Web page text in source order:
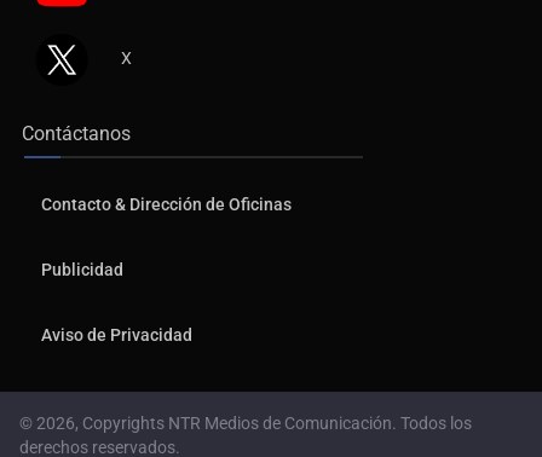
X
Contáctanos
Contacto & Dirección de Oficinas
Publicidad
Aviso de Privacidad
© 2026, Copyrights NTR Medios de Comunicación. Todos los
derechos reservados.